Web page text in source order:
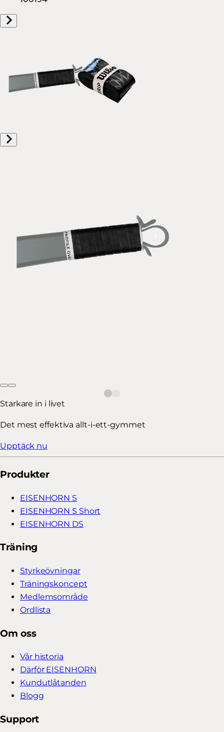
Starkare in i livet
Det mest effektiva allt-i-ett-gymmet
Upptäck nu
Produkter
EISENHORN S
EISENHORN S Short
EISENHORN DS
Träning
Styrkeövningar
Träningskoncept
Medlemsområde
Ordlista
Om oss
Vår historia
Därför EISENHORN
Kundutlåtanden
Blogg
Support